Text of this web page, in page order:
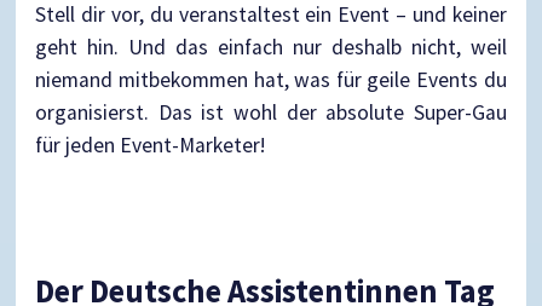
Stell dir vor, du veranstaltest ein Event – und keiner
geht hin. Und das einfach nur deshalb nicht, weil
niemand mitbekommen hat, was für geile Events du
organisierst. Das ist wohl der absolute Super-Gau
für jeden Event-Marketer!
Der Deutsche Assistentinnen Tag